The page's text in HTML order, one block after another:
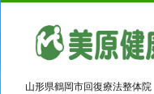
山形県鶴岡市回復療法整体院